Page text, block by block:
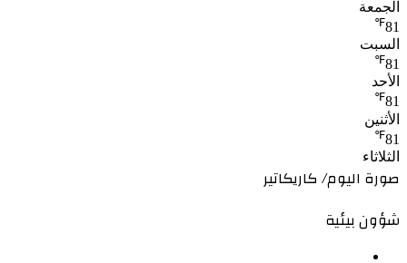
الجمعة
81
℉
السبت
81
℉
الأحد
81
℉
الأثنين
81
℉
الثلاثاء
صورة اليوم/ كاريكاتير
شؤون بيئية